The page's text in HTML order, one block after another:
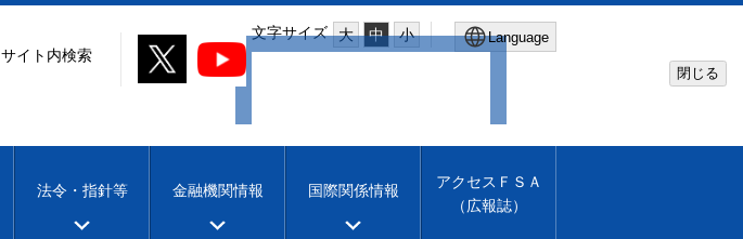
文字サイズ 大 中 小 Language
閉じる
サイト内検索
法令・指針等 金融機関情報 国際関係情報
アクセスＦＳＡ
（広報誌）